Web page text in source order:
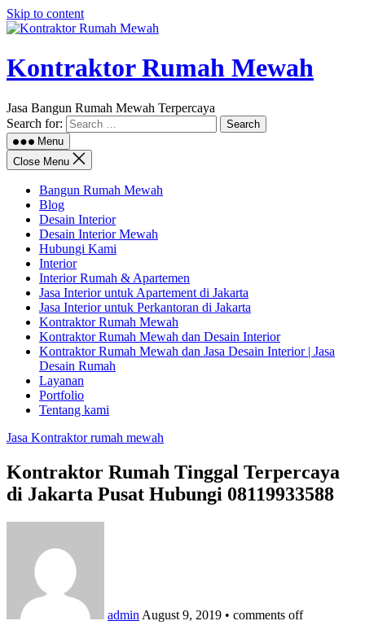
Skip to content
Kontraktor Rumah Mewah
Jasa Bangun Rumah Mewah Terpercaya
Search for:
Menu
Close Menu
Bangun Rumah Mewah
Blog
Desain Interior
Desain Interior Mewah
Hubungi Kami
Interior
Interior Rumah & Apartemen
Jasa Interior untuk Apartement di Jakarta
Jasa Interior untuk Perkantoran di Jakarta
Kontraktor Rumah Mewah
Kontraktor Rumah Mewah dan Desain Interior
Kontraktor Rumah Mewah dan Jasa Desain Interior | Jasa
Desain Rumah
Layanan
Portfolio
Tentang kami
Jasa Kontraktor rumah mewah
Kontraktor Rumah Tinggal Terpercaya
di Jakarta Pusat Hubungi 08119933588
admin August 9, 2019 • comments off